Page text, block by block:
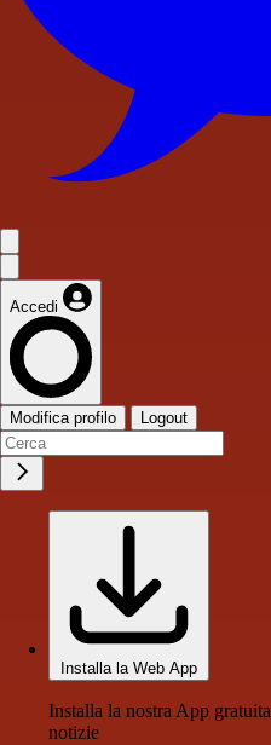
Accedi
Modifica profilo Logout
Installa la Web App
Installa la nostra App
notizie